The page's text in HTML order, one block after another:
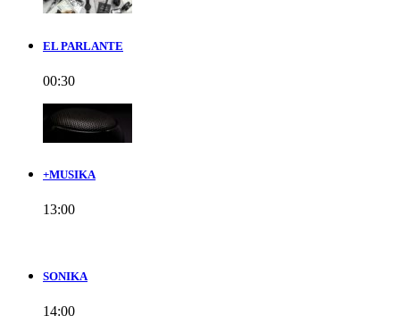
EL PARLANTE
00:30
+MUSIKA
13:00
SONIKA
14:00